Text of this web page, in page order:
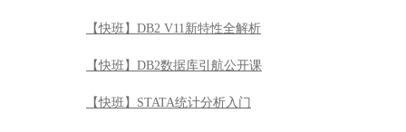
【快班】DB2 V11新特性全解析
【快班】DB2数据库引航公开课
【快班】STATA统计分析入门